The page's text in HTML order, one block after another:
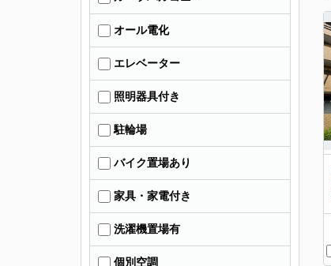
オール電化
エレベーター
照明器具付き
駐輪場
バイク置場あり
家具・家電付き
洗濯機置場有
個別空調